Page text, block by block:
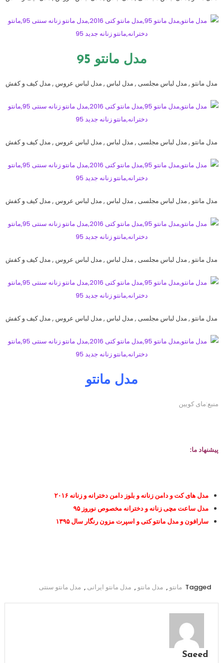
مدل مانتو 95
مدل مانتو , مدل لباس مجلسی , مدل لباس , مدل لباس عروس , مدل کیف و کفش
مدل مانتو , مدل لباس مجلسی , مدل لباس , مدل لباس عروس , مدل کیف و کفش
مدل مانتو , مدل لباس مجلسی , مدل لباس , مدل لباس عروس , مدل کیف و کفش
مدل مانتو , مدل لباس مجلسی , مدل لباس , مدل لباس عروس , مدل کیف و کفش
مدل مانتو , مدل لباس مجلسی , مدل لباس , مدل لباس عروس , مدل کیف و کفش
مدل مانتو
منبع:مای کویین
پیشنهاد ما:
مدل های کت و دامن زنانه و بلوز دامن دخترانه و زنانه ۲۰۱۶
مدل ساعت مچی زنانه و دخترانه مخصوص نوروز ۹۵
سارافون و مدل مانتو کتی و اسپرت مزون رنگار سال ۱۳۹۵
Tagged مانتو , مدل مانتو , مدل مانتو ایرانی , مدل مانتو سنتی
Saeed